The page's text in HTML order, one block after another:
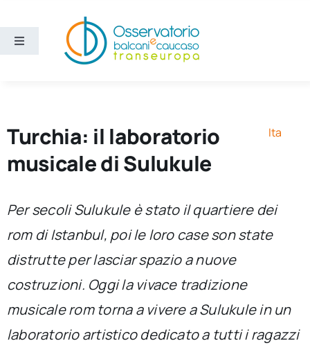
contenuto
Toggle
Ricerca e divulgazione
Sezioni
Chi siamo
per:
Turchia: il laboratorio
musicale di Sulukule
Ita
Per secoli Sulukule è stato il quartiere dei
rom di Istanbul, poi le loro case son state
distrutte per lasciar spazio a nuove
costruzioni. Oggi la vivace tradizione
musicale rom torna a vivere a Sulukule in un
laboratorio artistico dedicato a tutti i ragazzi